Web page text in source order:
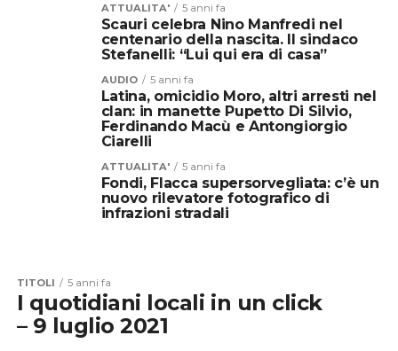
ATTUALITA' 5 anni fa
Scauri celebra Nino Manfredi nel
centenario della nascita. Il sindaco
Stefanelli: “Lui qui era di casa”
AUDIO 5 anni fa
Latina, omicidio Moro, altri arresti nel
clan: in manette Pupetto Di Silvio,
Ferdinando Macù e Antongiorgio
Ciarelli
ATTUALITA' 5 anni fa
Fondi, Flacca supersorvegliata: c’è un
nuovo rilevatore fotografico di
infrazioni stradali
TITOLI 5 anni fa
I quotidiani locali in un click
– 9 luglio 2021